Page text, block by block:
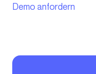
Demo anfordern